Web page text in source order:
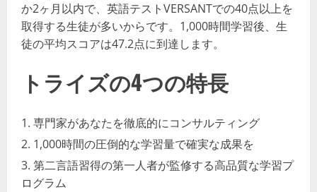
か2ヶ月以内で、英語テストVERSANTでの40点以上を
取得する生徒が多いからです。1,000時間学習後、生
徒の平均スコアは47.2点に到達します。
トライズの4つの特長
専門家があなたを徹底的にコンサルティング
1,000時間の圧倒的な学習量で確実な成果を
第二言語習得の第一人者が監修する高品質な学習プ
ログラム